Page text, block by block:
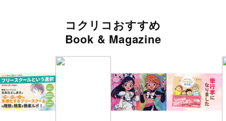
コクリコおすすめ
Book & Magazine